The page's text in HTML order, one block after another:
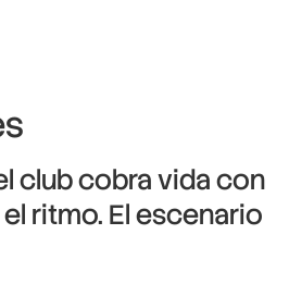
club cobra vida con
ritmo. El escenario